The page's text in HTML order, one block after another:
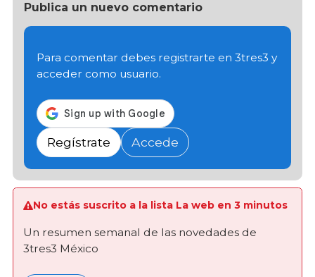
Publica un nuevo comentario
Para comentar debes registrarte en 3tres3 y
acceder como usuario.
Regístrate Accede
No estás suscrito a la lista La web en 3 minutos
Un resumen semanal de las novedades de
3tres3 México